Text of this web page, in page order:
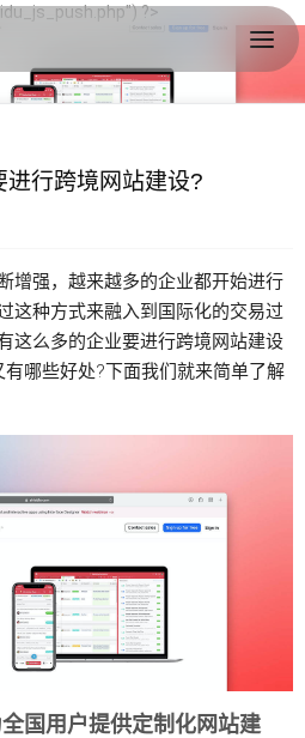
?>
行跨境网站建设?
增强，越来越多的企业都开始进行
这种方式来融入到国际化的交易过
这么多的企业要进行跨境网站建设
哪些好处?下面我们就来简单了解
国用户提供定制化网站建